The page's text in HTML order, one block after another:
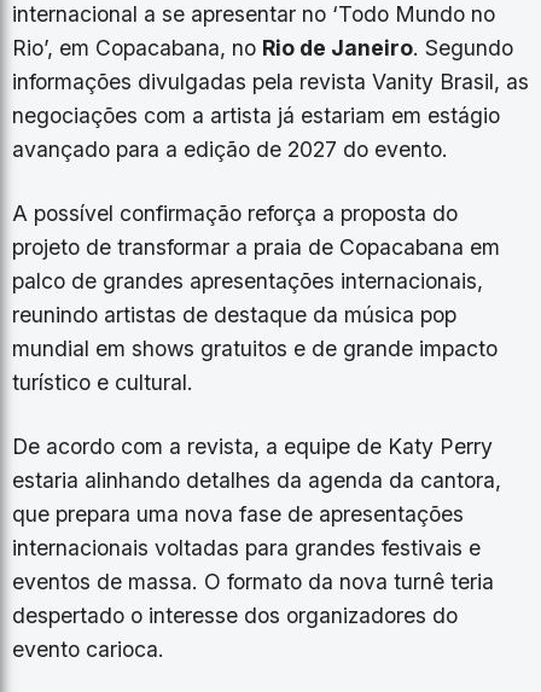
internacional a se apresentar no ‘Todo Mundo no
Rio’, em Copacabana, no Rio de Janeiro. Segundo
informações divulgadas pela revista Vanity Brasil, as
negociações com a artista já estariam em estágio
avançado para a edição de 2027 do evento.
A possível confirmação reforça a proposta do
projeto de transformar a praia de Copacabana em
palco de grandes apresentações internacionais,
reunindo artistas de destaque da música pop
mundial em shows gratuitos e de grande impacto
turístico e cultural.
De acordo com a revista, a equipe de Katy Perry
estaria alinhando detalhes da agenda da cantora,
que prepara uma nova fase de apresentações
internacionais voltadas para grandes festivais e
eventos de massa. O formato da nova turnê teria
despertado o interesse dos organizadores do
evento carioca.